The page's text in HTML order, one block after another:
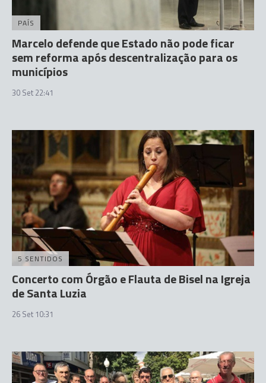
PAÍS
Marcelo defende que Estado não pode ficar
sem reforma após descentralização para os
municípios
30 Set 22:41
5 SENTIDOS
Concerto com Órgão e Flauta de Bisel na Igreja
de Santa Luzia
26 Set 10:31